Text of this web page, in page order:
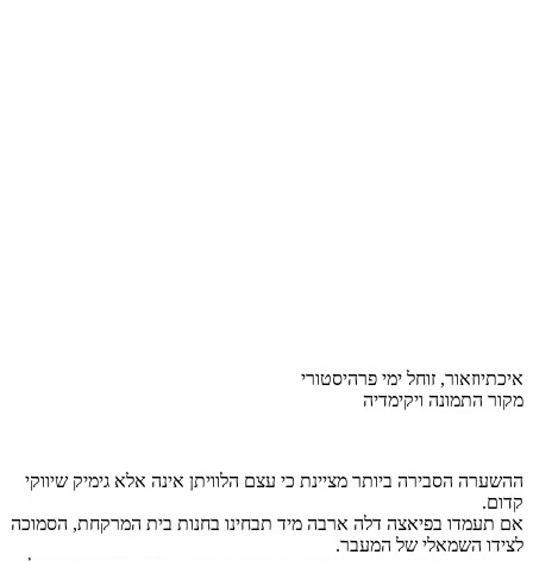
איכתיוזאור, זוחל ימי פרהיסטורי
מקור התמונה ויקימדיה
ההשערה הסבירה ביותר מציינת כי עצם הלוויתן אינה אלא גימיק שיווקי
קדום.
אם תעמדו בפיאצה דלה ארבה מיד תבחינו בחנות בית המרקחת, הסמוכה
לצידו השמאלי של המעבר.